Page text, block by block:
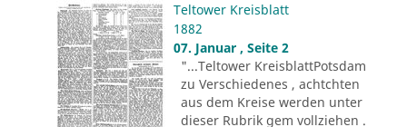
Teltower Kreisblatt
1882
07. Januar , Seite 2
"...Teltower KreisblattPotsdam
zu Verschiedenes , achtchten
aus dem Kreise werden unter
dieser Rubrik gem vollziehen .